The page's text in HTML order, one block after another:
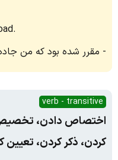
مقرر شده بود که من جاده
verb - transitive
اختصاص دادن،
کردن، ذکر کردن، تعیین